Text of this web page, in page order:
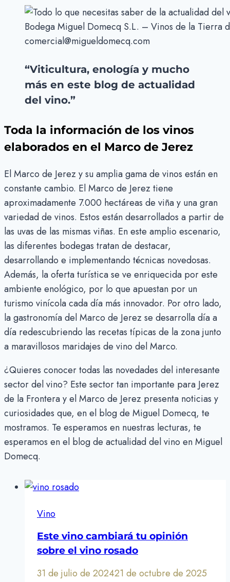
Bodega Miguel Domecq S.L. – Vinos de la Tierra
comercial@migueldomecq.com
“Viticultura, enología y mucho
más en este blog de actualidad
del vino.”
Toda la información de los vinos
elaborados en el Marco de Jerez
El Marco de Jerez y su amplia gama de vinos están en
constante cambio. El Marco de Jerez tiene
aproximadamente 7.000 hectáreas de viña y una gran
variedad de vinos. Estos están desarrollados a partir de
las uvas de las mismas viñas. En este amplio escenario,
las diferentes bodegas tratan de destacar,
desarrollando e implementando técnicas novedosas.
Además, la oferta turística se ve enriquecida por este
ambiente enológico, por lo que apuestan por un
turismo vinícola cada día más innovador. Por otro lado,
la gastronomía del Marco de Jerez se desarrolla día a
día redescubriendo las recetas típicas de la zona junto
a maravillosos maridajes de vino del Marco.
¿Quieres conocer todas las novedades del interesante
sector del vino? Este sector tan importante para Jerez
de la Frontera y el Marco de Jerez presenta noticias y
curiosidades que, en el blog de Miguel Domecq, te
mostramos. Te esperamos en nuestras lecturas, te
esperamos en el blog de actualidad del vino en Miguel
Domecq.
Vino
Este vino cambiará tu opinión
sobre el vino rosado
31 de julio de 202421 de octubre de 2025